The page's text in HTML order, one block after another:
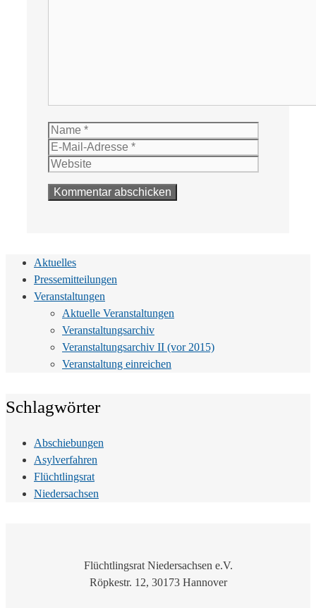
Name
Aktuelles
Pressemitteilungen
Veranstaltungen
Aktuelle Veranstaltungen
Veranstaltungsarchiv
Veranstaltungsarchiv II (vor 2015)
Veranstaltung einreichen
Schlagwörter
Abschiebungen
Asylverfahren
Flüchtlingsrat
Niedersachsen
Flüchtlingsrat Niedersachsen e.V.
Röpkestr. 12, 30173 Hannover